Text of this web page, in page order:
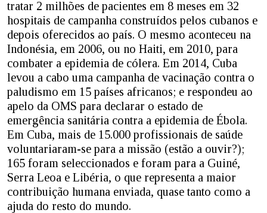
tratar 2 milhões de pacientes em 8 meses em 32
hospitais de campanha construídos pelos cubanos e
depois oferecidos ao país. O mesmo aconteceu na
Indonésia, em 2006, ou no Haiti, em 2010, para
combater a epidemia de cólera. Em 2014, Cuba
levou a cabo uma campanha de vacinação contra o
paludismo em 15 países africanos; e respondeu ao
apelo da OMS para declarar o estado de
emergência sanitária contra a epidemia de Ébola.
Em Cuba, mais de 15.000 profissionais de saúde
voluntariaram-se para a missão (estão a ouvir?);
165 foram seleccionados e foram para a Guiné,
Serra Leoa e Libéria, o que representa a maior
contribuição humana enviada, quase tanto como a
ajuda do resto do mundo.